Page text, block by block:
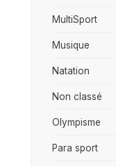
MultiSport
Musique
Natation
Non classé
Olympisme
Para sport